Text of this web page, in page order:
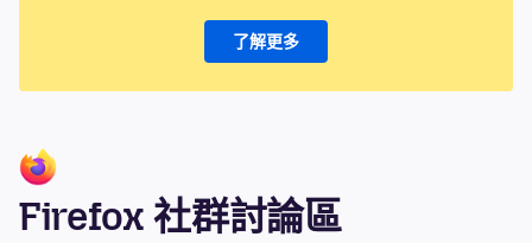
了解更多
Firefox 社群討論區